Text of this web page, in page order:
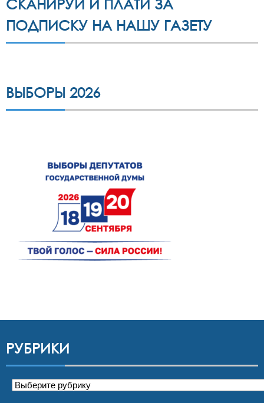
СКАНИРУЙ И ПЛАТИ ЗА
ПОДПИСКУ НА НАШУ ГАЗЕТУ
ВЫБОРЫ 2026
РУБРИКИ
Рубрики